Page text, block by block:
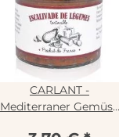
CARLANT -
Mediterraner Gemüse